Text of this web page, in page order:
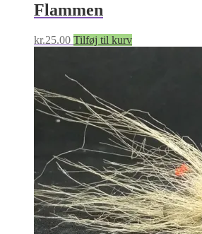
Flammen
kr.25.00 Tilføj til kurv